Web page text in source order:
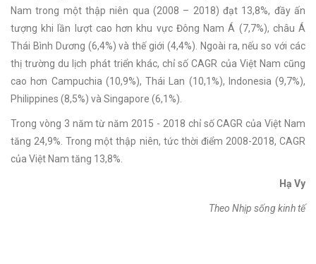
Nam trong một thập niên qua (2008 – 2018) đạt 13,8%, đầy ấn
tượng khi lần lượt cao hơn khu vực Đông Nam Á (7,7%), châu Á
Thái Bình Dương (6,4%) và thế giới (4,4%). Ngoài ra, nếu so với các
thị trường du lịch phát triển khác, chỉ số CAGR của Việt Nam cũng
cao hơn Campuchia (10,9%), Thái Lan (10,1%), Indonesia (9,7%),
Philippines (8,5%) và Singapore (6,1%).
Trong vòng 3 năm từ năm 2015 - 2018 chỉ số CAGR của Việt Nam
tăng 24,9%. Trong một thập niên, tức thời điểm 2008-2018, CAGR
của Việt Nam tăng 13,8%.
Hạ Vy
Theo Nhịp sống kinh tế